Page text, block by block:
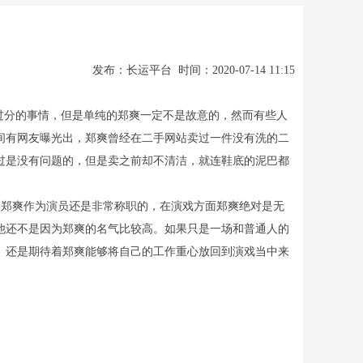
发布：长运平台 时间：2020-07-14 11:15
的事情，但是单纯的郑爽一定不是故意的，然而有些人
网友曝光出，郑爽曾经在二手网站卖过一件没有洗的二
没有问题的，但是卖之前却不清洁，就连鞋底的泥巴都
爽作为演员还是非常称职的，在演戏方面郑爽绝对是无
不是因为郑爽的名气比较高。如果只是一场和普通人的
是期待着郑爽能够将自己的工作重心放回到演戏当中来